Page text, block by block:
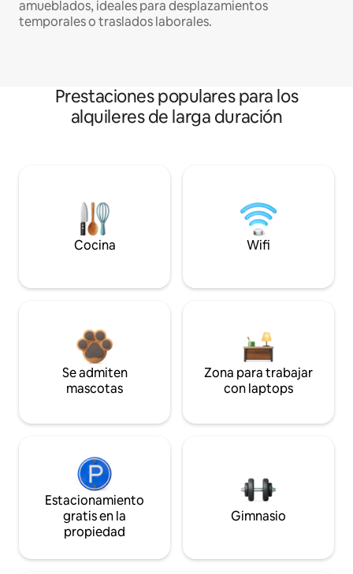
amueblados, ideales para desplazamientos
temporales o traslados laborales.
Prestaciones populares para los
alquileres de larga duración
Cocina Wifi
Se admiten
mascotas
Zona para trabajar
con laptops
Estacionamiento
gratis en la
propiedad
Gimnasio